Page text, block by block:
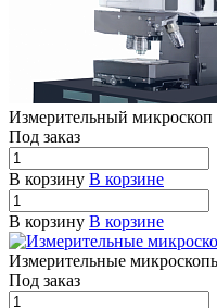
Измерительный микроскоп
Под заказ
В корзину В корзине
В корзину В корзине
Измерительные
Под заказ